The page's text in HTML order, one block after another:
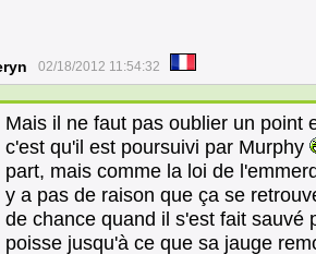
02/18/2012 11:54:32
Mais il ne faut pas oublier un point
c'est qu'il est poursuivi par Murphy
part, mais comme la loi de
y a pas de raison que ça se
de chance quand il s'est fait sauvé
poisse jusqu'à ce que sa jauge